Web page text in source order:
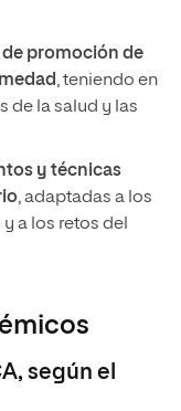
promoción de
, teniendo en
de la salud y las
y técnicas
, adaptadas a los
a los retos del
según el